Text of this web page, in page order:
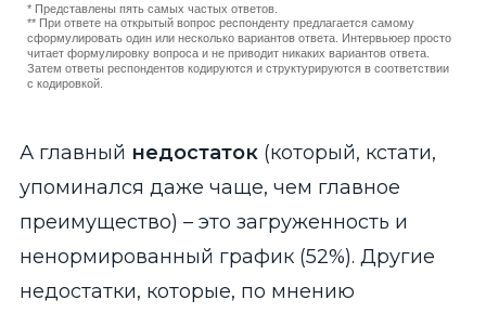
* Представлены пять самых частых ответов.
** При ответе на открытый вопрос респонденту предлагается самому
сформулировать один или несколько вариантов ответа. Интервьюер просто
читает формулировку вопроса и не приводит никаких вариантов ответа.
Затем ответы респондентов кодируются и структурируются в соответствии
с кодировкой.
А главный недостаток (который, кстати,
упоминался даже чаще, чем главное
преимущество) – это загруженность и
ненормированный график (52%). Другие
недостатки, которые, по мнению